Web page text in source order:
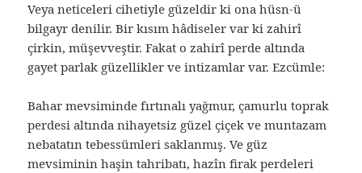
Veya neticeleri cihetiyle güzeldir ki ona hüsn-ü
bilgayr denilir. Bir kısım hâdiseler var ki zahirî
çirkin, müşevveştir. Fakat o zahirî perde altında
gayet parlak güzellikler ve intizamlar var. Ezcümle:
Bahar mevsiminde fırtınalı yağmur, çamurlu toprak
perdesi altında nihayetsiz güzel çiçek ve muntazam
nebatatın tebessümleri saklanmış. Ve güz
mevsiminin haşin tahribatı, hazîn firak perdeleri